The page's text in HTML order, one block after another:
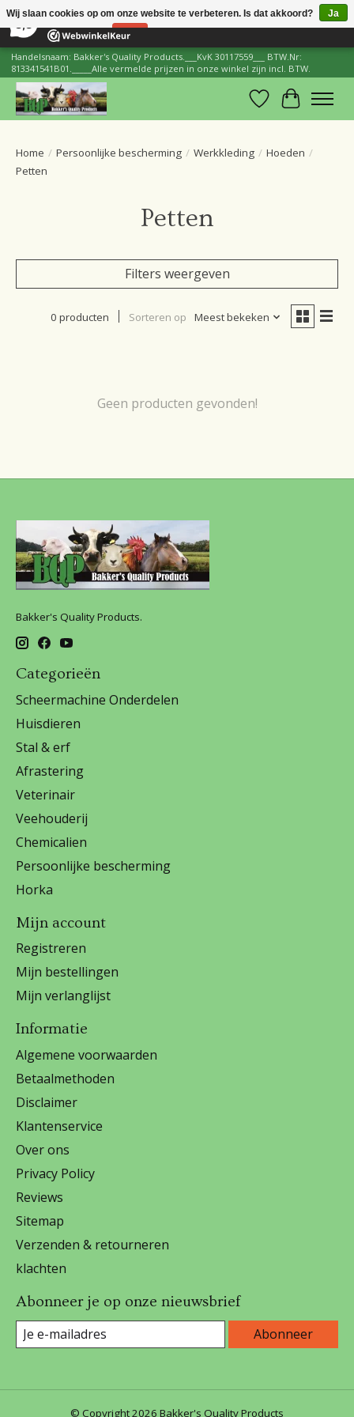
206 Reviews ×
Handelsnaam: Bakker's Quality Products.___KvK 30117559___ BTW.Nr:
813341541B01._____Alle vermelde prijzen in onze winkel zijn incl. BTW.
Verlanglijst
Home / Persoonlijke bescherming / Werkkleding / Hoeden /
Petten
Petten
Filters weergeven
0 producten Sorteren op Meest bekeken
Geen producten gevonden!
Bakker's Quality Products.
Categorieën
Scheermachine Onderdelen
Huisdieren
Stal & erf
Afrastering
Veterinair
Veehouderij
Chemicalien
Persoonlijke bescherming
Horka
Mijn account
Registreren
Mijn bestellingen
Mijn verlanglijst
Informatie
Algemene voorwaarden
Betaalmethoden
Disclaimer
Klantenservice
Over ons
Privacy Policy
Reviews
Sitemap
Verzenden & retourneren
klachten
Abonneer je op onze nieuwsbrief
Abonneer
© Copyright 2026 Bakker's Quality Products
Wij slaan cookies op om onze website te verbeteren. Is dat akkoord?
Ja
Nee